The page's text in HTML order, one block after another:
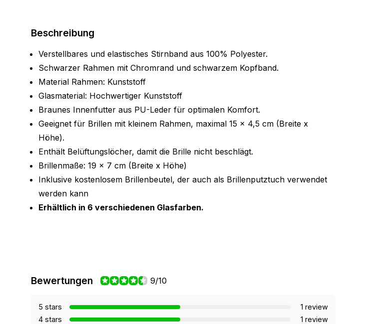
Beschreibung
Verstellbares und elastisches Stirnband aus 100% Polyester.
Schwarzer Rahmen mit Chromrand und schwarzem Kopfband.
Material Rahmen: Kunststoff
Glasmaterial: Hochwertiger Kunststoff
Braunes Innenfutter aus PU-Leder für optimalen Komfort.
Geeignet für Brillen mit kleinem Rahmen, maximal 15 x 4,5 cm (Breite x
Höhe).
Enthält Belüftungslöcher, damit die Brille nicht beschlägt.
Brillenmaße: 19 x 7 cm (Breite x Höhe)
Inklusive kostenlosem Brillenbeutel, der auch als Brillenputztuch verwendet
werden kann
Erhältlich in 6 verschiedenen Glasfarben.
Bewertungen 9/10
5 stars
1 review
4 stars
1 review